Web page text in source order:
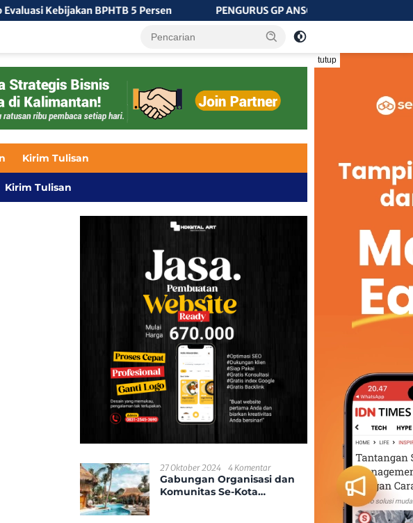
BPHTB 5 Persen PENGURUS GP ANSOR AUDIENSI DENGAN KETUA
tutup
Kirim Tulisan
Kirim Tulisan
27 Oktober 2024 4 Komentar
Gabungan Organisasi dan
Komunitas Se-Kota